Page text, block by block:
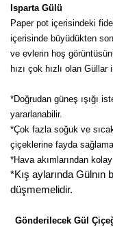
Isparta Gülü
Paper pot içerisindeki
içerisinde büyüdükten
ve evlerin hoş
hızı çok hızlı olan
*Doğrudan güneş ışığı
yararlanabilir.
*Çok fazla soğuk ve
çiçeklerine fayda
*Hava akımlarından
*Kış aylarında
düşmemelidir.
Gönderilecek Gül